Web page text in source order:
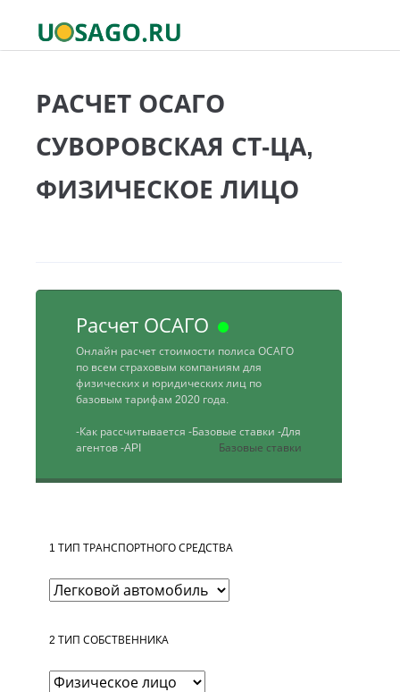
РАСЧЕТ ОСАГО
СУВОРОВСКАЯ СТ-ЦА,
ФИЗИЧЕСКОЕ ЛИЦО
Расчет ОСАГО
Онлайн расчет стоимости полиса ОСАГО
по всем страховым компаниям для
физических и юридических лиц по
базовым тарифам 2020 года.
-Как рассчитывается -Базовые ставки -Для
агентов-API Базовые ставки
1 ТИП ТРАНСПОРТНОГО СРЕДСТВА
2 ТИП СОБСТВЕННИКА